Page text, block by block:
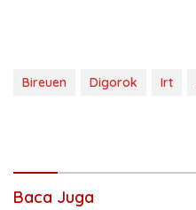
Bireuen Digorok Irt
Baca Juga